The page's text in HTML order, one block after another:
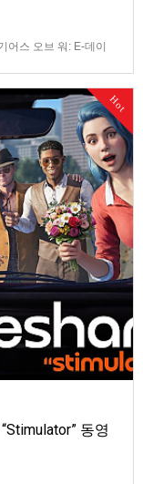
스 오브 워: E-데이
Hot
동영